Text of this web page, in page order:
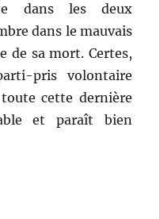
dans les deux
dans le mauvais
de sa mort. Certes,
pris volontaire
cette dernière
et paraît bien